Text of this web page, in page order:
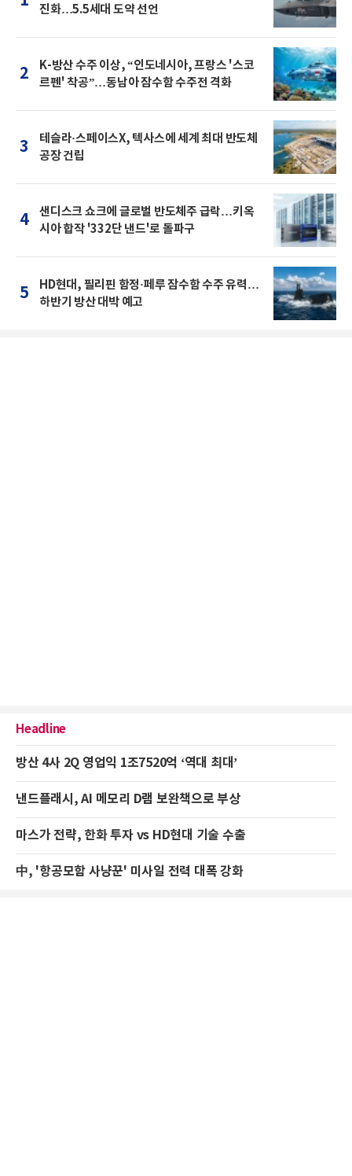
진화…5.5세대 도약 선언
2
K-방산 수주 이상, “인도네시아, 프랑스 '스코
르펜' 착공”…동남아 잠수함 수주전 격화
3
테슬라·스페이스X, 텍사스에 세계 최대 반도체
공장 건립
4
샌디스크 쇼크에 글로벌 반도체주 급락…키옥
시아 합작 '332단 낸드'로 돌파구
5
HD현대, 필리핀 함정·페루 잠수함 수주 유력…
하반기 방산 대박 예고
Headline
방산 4사 2Q 영업익 1조7520억 ‘역대 최대’
낸드플래시, AI 메모리 D램 보완책으로 부상
마스가 전략, 한화 투자 vs HD현대 기술 수출
中, '항공모함 사냥꾼' 미사일 전력 대폭 강화